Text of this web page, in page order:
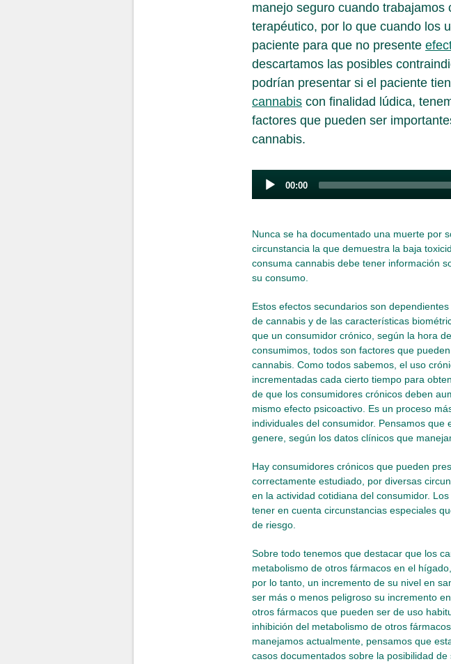
manejo seguro cuando
terapéutico, por lo que cuando los
paciente para que no presente
descartamos las posibles
podrían presentar si el paciente
cannabis con finalidad lúdica,
factores que pueden ser
cannabis.
Player
00:00
Nunca se ha documentado una muerte por
circunstancia la que demuestra la baja
consuma cannabis debe tener información
su consumo.
Estos efectos secundarios son
de cannabis y de las características
que un consumidor crónico, según la hora
consumimos, todos son factores que
cannabis. Como todos sabemos, el uso
incrementadas cada cierto tiempo para
de que los consumidores crónicos deben
mismo efecto psicoactivo. Es un proceso
individuales del consumidor. Pensamos que
genere, según los datos clínicos que
Hay consumidores crónicos que pueden
correctamente estudiado, por diversas
en la actividad cotidiana del consumidor.
tener en cuenta circunstancias especiales
de riesgo.
Sobre todo tenemos que destacar que los
metabolismo de otros fármacos en el
por lo tanto, un incremento de su nivel en
ser más o menos peligroso su incremento
otros fármacos que pueden ser de uso
inhibición del metabolismo de otros
manejamos actualmente, pensamos que
casos documentados sobre la posibilidad